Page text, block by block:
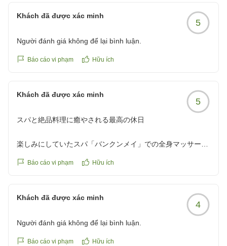
Khách đã được xác minh
5
Người đánh giá không để lại bình luận.
Báo cáo vi phạm Hữu ích
Khách đã được xác minh
5
スパと絶品料理に癒やされる最高の休日
楽しみにしていたスパ「バンクンメイ」での全身マッサージ
間でした。食事は「琥珀」でのコース料理をいただきました
汁の旨味が体に染み渡る美味しさで非常に感動しました。ま
た、朝のバイキングもどの一品をとっても丁寧に作られてお
り、朝から大満足の内容でした。お部屋の雰囲気やスタッフ
の方々のホスピタリティも含め、素晴らしい休日となりまし
た。またぜひ伺いたいです。
Báo cáo vi phạm Hữu ích
Khách đã được xác minh
4
Người đánh giá không để lại bình luận.
Báo cáo vi phạm Hữu ích